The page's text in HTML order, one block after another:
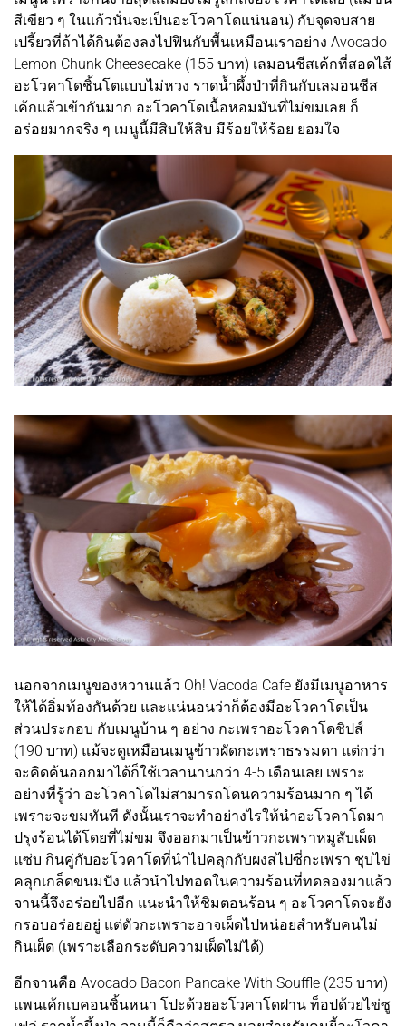
สีเขียว ๆ ในแก้วนั่นจะเป็นอะโวคาโดแน่นอน) กับจุดจบสาย
เปรี้ยวที่ถ้าได้กินต้องลงไปฟินกับพื้นเหมือนเราอย่าง Avocado
Lemon Chunk Cheesecake (155 บาท) เลมอนชีสเค้กที่สอดไส้
อะโวคาโดชิ้นโตแบบไม่หวง ราดน้ำผึ้งป่าที่กินกับเลมอนชีส
เค้กแล้วเข้ากันมาก อะโวคาโดเนื้อหอมมันที่ไม่ขมเลย ก็
อร่อยมากจริง ๆ เมนูนี้มีสิบให้สิบ มีร้อยให้ร้อย ยอมใจ
นอกจากเมนูของหวานแล้ว Oh! Vacoda Cafe ยังมีเมนูอาหาร
ให้ได้อิ่มท้องกันด้วย และแน่นอนว่าก็ต้องมีอะโวคาโดเป็น
ส่วนประกอบ กับเมนูบ้าน ๆ อย่าง กะเพราอะโวคาโดชิปส์
(190 บาท) แม้จะดูเหมือนเมนูข้าวผัดกะเพราธรรมดา แต่กว่า
จะคิดค้นออกมาได้ก็ใช้เวลานานกว่า 4-5 เดือนเลย เพราะ
อย่างที่รู้ว่า อะโวคาโดไม่สามารถโดนความร้อนมาก ๆ ได้
เพราะจะขมทันที ดังนั้นเราจะทำอย่างไรให้นำอะโวคาโดมา
ปรุงร้อนได้โดยที่ไม่ขม จึงออกมาเป็นข้าวกะเพราหมูสับเผ็ด
แซ่บ กินคู่กับอะโวคาโดที่นำไปคลุกกับผงสไปซี่กะเพรา ชุบไข่
คลุกเกล็ดขนมปัง แล้วนำไปทอดในความร้อนที่ทดลองมาแล้ว
จานนี้จึงอร่อยไปอีก แนะนำให้ชิมตอนร้อน ๆ อะโวคาโดจะยัง
กรอบอร่อยอยู่ แต่ตัวกะเพราะอาจเผ็ดไปหน่อยสำหรับคนไม่
กินเผ็ด (เพราะเลือกระดับความเผ็ดไม่ได้)
อีกจานคือ Avocado Bacon Pancake With Souffle (235 บาท)
แพนเค้กเบคอนชิ้นหนา โปะด้วยอะโวคาโดฝาน ท็อปด้วยไข่ซู